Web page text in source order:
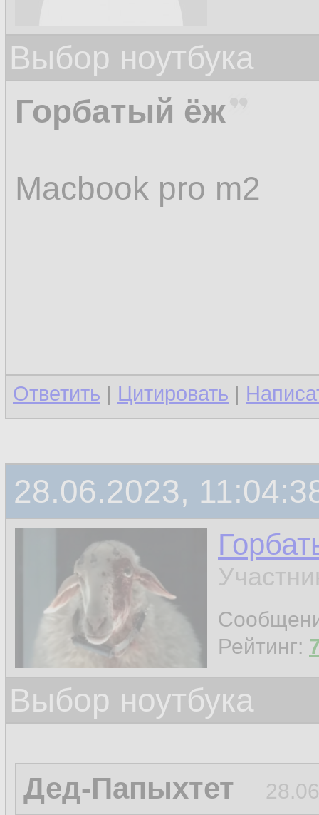
Выбор ноутбука
Горбатый ёж
Macbook pro m2
Ответить | Цитировать |
28.06.2023,
Рейтинг:
Выбор ноутбука
Дед-Папыхтет